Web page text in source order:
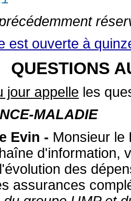
est ouverte à
QUESTIONS
jour appelle les
MALADIE
Evin - Monsieur le
d'information,
des
assurances